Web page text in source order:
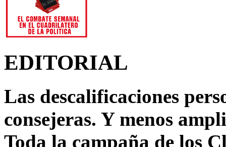
EDITORIAL
Las descalificaciones
consejeras. Y menos
Toda la campaña de los